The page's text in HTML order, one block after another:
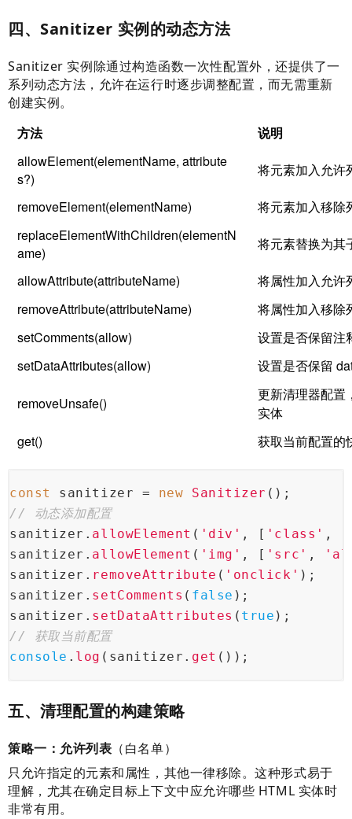
四、Sanitizer 实例的动态方法
Sanitizer 实例除通过构造函数一次性配置外，还提供了一
系列动态方法，允许在运行时逐步调整配置，而无需重新
创建实例。
方法
说明
allowElement(elementName, attribute
s?)
将元素加入允许
removeElement(elementName)
将元素加入移除
replaceElementWithChildren(elementN
ame)
将元素替换为其
allowAttribute(attributeName)
将属性加入允许
removeAttribute(attributeName)
将属性加入移除
setComments(allow)
设置是否保留注
setDataAttributes(allow)
设置是否保留
removeUnsafe()
更新清理器配置
实体
get()
获取当前配置的
const sanitizer = new Sanitizer ();
// 动态添加配置
sanitizer. allowElement ( 'div' , [ 'class' ,
sanitizer. allowElement ( 'img' , [ 'src' ,
sanitizer. removeAttribute ( 'onclick' );
sanitizer. setComments ( false );
sanitizer. setDataAttributes ( true );
// 获取当前配置
console . log (sanitizer. get ());
五、清理配置的构建策略
策略一：允许列表 （白名单）
只允许指定的元素和属性，其他一律移除。这种形式易于
理解，尤其在确定目标上下文中应允许哪些 HTML 实体时
非常有用。